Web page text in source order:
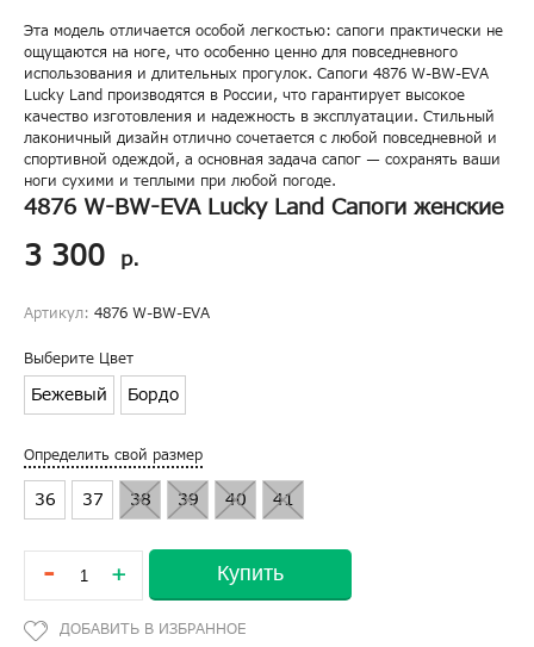
Эта модель отличается особой легкостью: сапоги практически не
ощущаются на ноге, что особенно ценно для повседневного
использования и длительных прогулок. Сапоги 4876 W-BW-EVA
Lucky Land производятся в России, что гарантирует высокое
качество изготовления и надежность в эксплуатации. Стильный
лаконичный дизайн отлично сочетается с любой повседневной и
спортивной одеждой, а основная задача сапог — сохранять ваши
ноги сухими и теплыми при любой погоде.
4876 W-BW-EVA Lucky Land Сапоги женские
3 300 р.
Артикул: 4876 W-BW-EVA
Выберите Цвет
Бежевый Бордо
Определить свой размер
36 37 38 39 40 41
- + Купить